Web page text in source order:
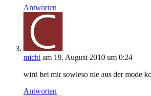
Antworten
michi am 19. August 2010 um 0:24
wird bei mir sowieso nie aus der mode
Antworten